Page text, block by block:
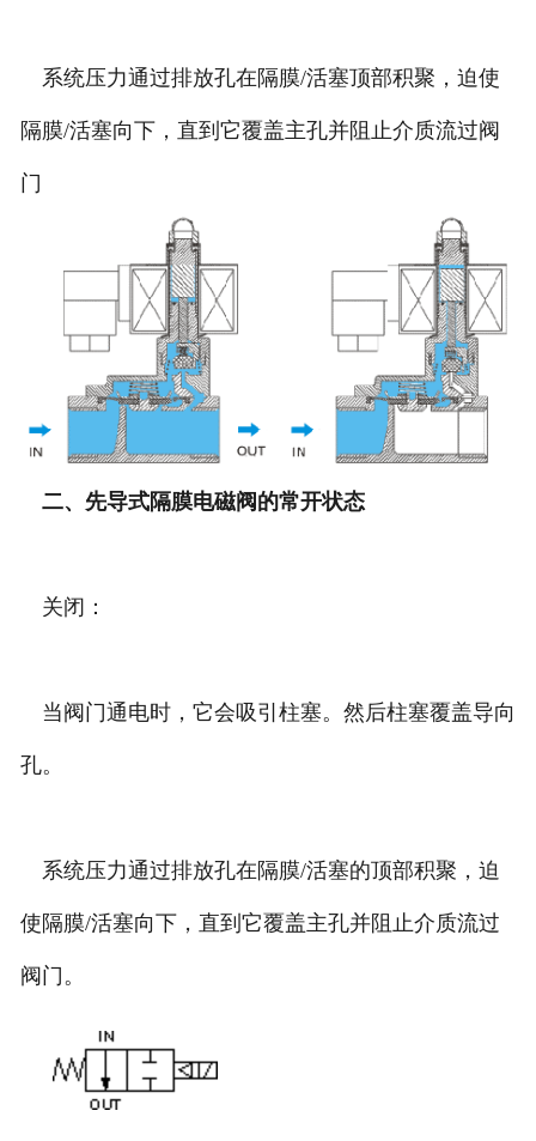
系统压力通过排放孔在隔膜/活塞顶部积聚，迫使
隔膜/活塞向下，直到它覆盖主孔并阻止介质流过阀
门
二、先导式隔膜电磁阀的常开状态
关闭：
当阀门通电时，它会吸引柱塞。然后柱塞覆盖导向
孔。
系统压力通过排放孔在隔膜/活塞的顶部积聚，迫
使隔膜/活塞向下，直到它覆盖主孔并阻止介质流过
阀门。